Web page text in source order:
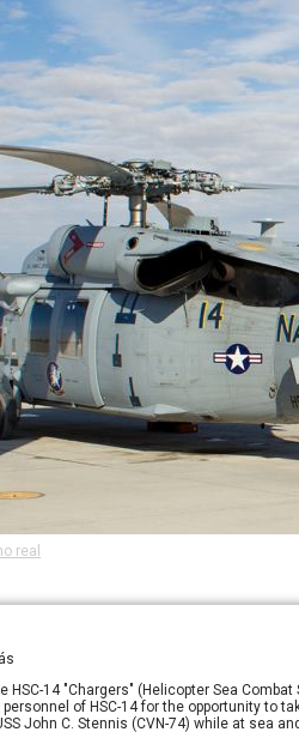
real
HSC-14 "Chargers" (Helicopter Sea
of HSC-14 for the opportunity to
John C. Stennis (CVN-74) while at sea